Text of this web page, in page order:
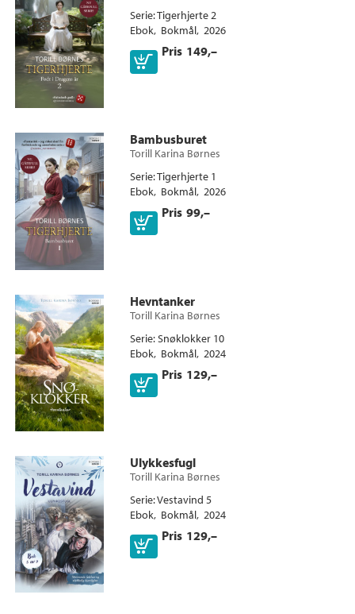
Serie Tigerhjerte 2
Ebok
Bokmål 2026
Pris 149,–
Ebok
Bambusburet
Torill Karina Børnes
Serie Tigerhjerte 1
Ebok Bokmål 2026
Pris 99,–
Ebok
Hevntanker
Torill Karina Børnes
Serie Snøklokker 10
Ebok Bokmål 2024
Pris 129,–
Ebok
Ulykkesfugl
Torill Karina Børnes
Serie Vestavind 5
Ebok Bokmål 2024
Pris 129,–
Ebok